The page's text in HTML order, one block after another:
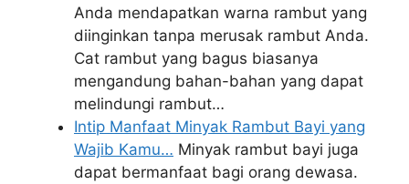
Anda mendapatkan warna rambut yang
diinginkan tanpa merusak rambut Anda.
Cat rambut yang bagus biasanya
mengandung bahan-bahan yang dapat
melindungi rambut…
Intip Manfaat Minyak Rambut Bayi yang
Wajib Kamu… Minyak rambut bayi juga
dapat bermanfaat bagi orang dewasa.